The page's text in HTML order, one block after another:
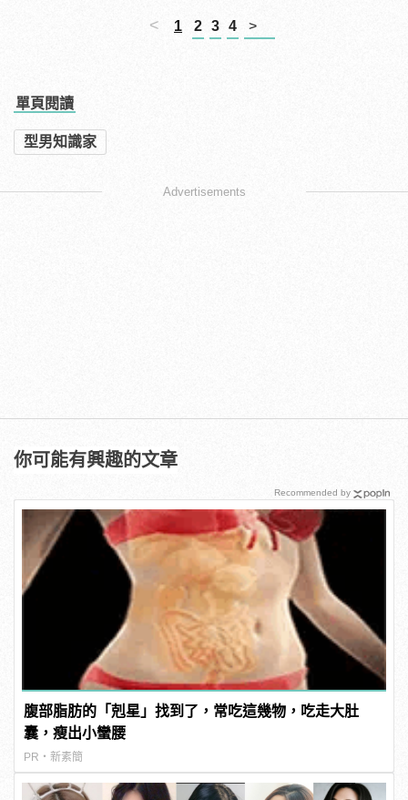
< 1 2 3 4 >
單頁閱讀
型男知識家
Advertisements
你可能有興趣的文章
腹部脂肪的「剋星」找到了，常吃這幾物，吃走大肚
囊，瘦出小蠻腰
PR・新素簡
Recommended by